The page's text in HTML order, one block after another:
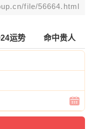
file/56664.html
运势 命中贵人